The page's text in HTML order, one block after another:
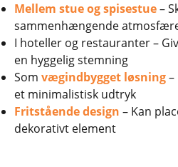
Mellem stue og spisestue–
sammenhængende
I hoteller og restauranter –
en hyggelig stemning
Som vægindbygget løsning
et minimalistisk udtryk
Fritstående design – Kan
dekorativt element